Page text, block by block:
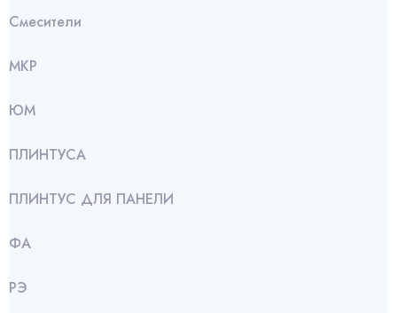
Смесители
МКР
ЮМ
ПЛИНТУСА
ПЛИНТУС ДЛЯ ПАНЕЛИ
ФА
РЭ